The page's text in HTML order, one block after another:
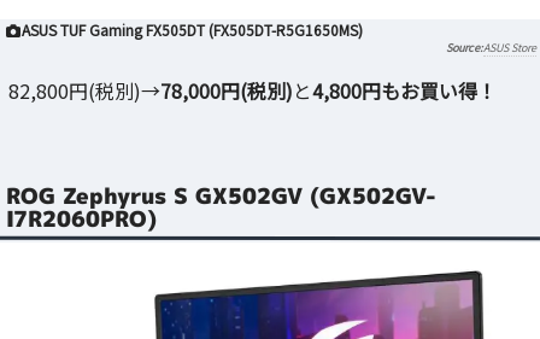
ASUS TUF Gaming FX505DT (FX505DT-R5G1650MS)
ASUS Store
82,800円(税別)→78,000円(税別)と4,800円もお買い得！
ROG Zephyrus S GX502GV (GX502GV-
I7R2060PRO)